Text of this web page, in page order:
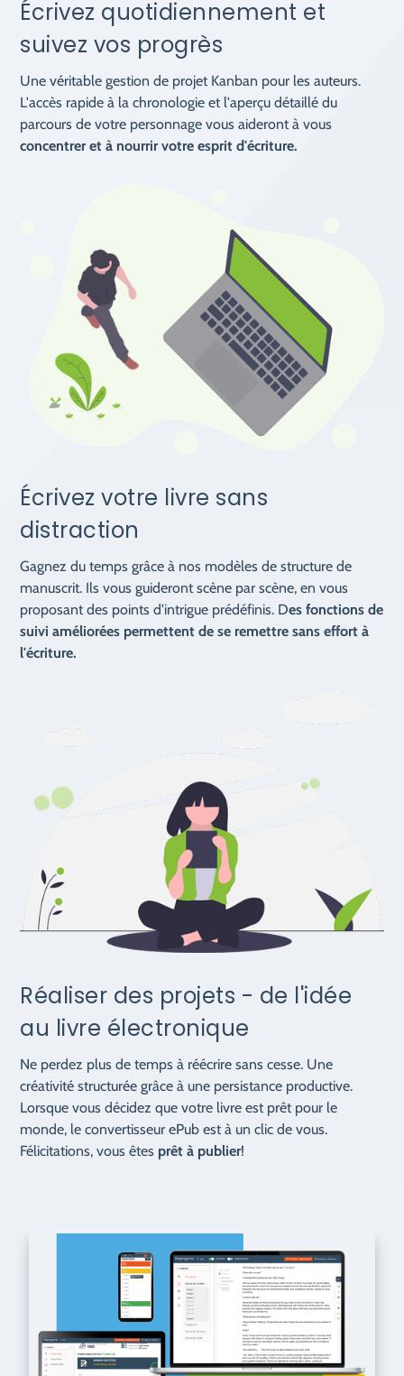
Écrivez quotidiennement et
suivez vos progrès
Une véritable gestion de projet Kanban pour les auteurs.
L'accès rapide à la chronologie et l'aperçu détaillé du
parcours de votre personnage vous aideront à vous
concentrer et à nourrir votre esprit d'écriture.
Écrivez votre livre sans
distraction
Gagnez du temps grâce à nos modèles de structure de
manuscrit. Ils vous guideront scène par scène, en vous
proposant des points d'intrigue prédéfinis. Des fonctions de
suivi améliorées permettent de se remettre sans effort à
l'écriture.
Réaliser des projets - de l'idée
au livre électronique
Ne perdez plus de temps à réécrire sans cesse. Une
créativité structurée grâce à une persistance productive.
Lorsque vous décidez que votre livre est prêt pour le
monde, le convertisseur ePub est à un clic de vous.
Félicitations, vous êtes prêt à publier!